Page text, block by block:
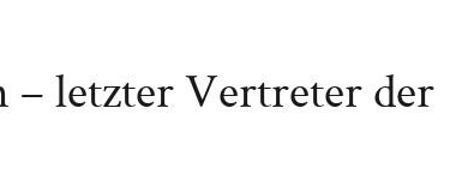
letzter Vertreter der